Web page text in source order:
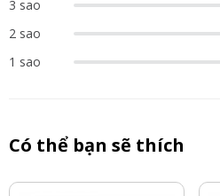
3 sao
2 sao
1 sao
Có thể bạn sẽ thích